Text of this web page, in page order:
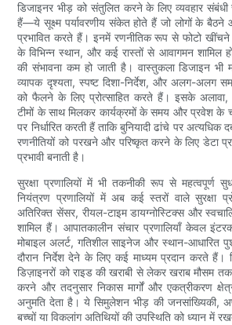
डिजाइनर भीड़ को संतुलित करने के लिए व्यवहार
हैं—ये सूक्ष्म पर्यावरणीय संकेत होते हैं जो लोगों के
प्रभावित करते हैं। इनमें रणनीतिक रूप से फोटो
के विभिन्न स्थान, और कई रास्तों से आवागमन शामिल
की संभावना कम हो जाती है। वास्तुकला डिजाइन भी
व्यापक दृश्यता, स्पष्ट दिशा-निर्देश, और अलग-अलग
को फैलने के लिए प्रोत्साहित करते हैं। इसके अलावा,
टीमों के साथ मिलकर कार्यक्रमों के समय और प्रवेश
पर निर्धारित करती हैं ताकि बुनियादी ढांचे पर अत्यधिक
रणनीतियों को परखने और परिष्कृत करने के लिए डेटा
प्रभावी बनाती है।
सुरक्षा प्रणालियों में भी तकनीकी रूप से महत्वपूर्ण
नियंत्रण प्रणालियों में अब कई स्तरों वाले सुरक्षा
अतिरिक्त सेंसर, रीयल-टाइम डायग्नोस्टिक्स और
शामिल हैं। आपातकालीन संचार प्रणालियाँ केवल
मोबाइल अलर्ट, गतिशील साइनेज और स्थान-आधारित
दौरान निर्देश देने के लिए कई माध्यम प्रदान करते हैं।
डिज़ाइनरों को राइड की खराबी से लेकर खराब मौसम
करने और तदनुसार निकास मार्गों और एकत्रीकरण
अनुमति देता है। ये सिमुलेशन भीड़ की जनसांख्यिकी,
बच्चों या विकलांग अतिथियों की उपस्थिति को ध्यान में